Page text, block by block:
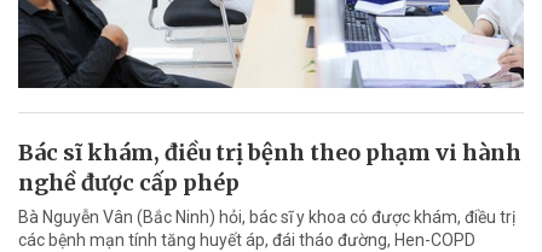
Bác sĩ khám, điều trị bệnh theo phạm vi hành
nghề được cấp phép
Bà Nguyễn Vân (Bắc Ninh) hỏi, bác sĩ y khoa có được khám, điều trị
các bệnh mạn tính tăng huyết áp, đái tháo đường, Hen-COPD